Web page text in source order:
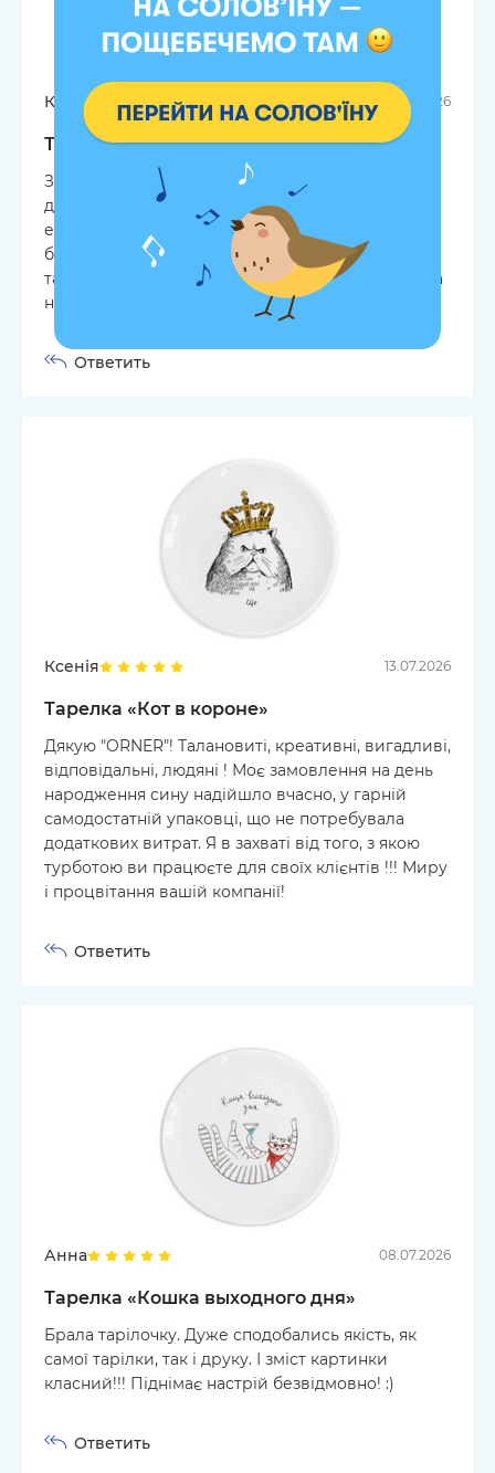
Катерина 24.07.2026
Тарелка «Довольная такса»
Замовила дві тарілки на подарунок. Це просто
дві тарілки суцільного щастя! Повезу такий
емоційний подарунок двом дівчаткам в Ізраїль,
бо у них таких немає, а дочка дуже хотіла саме
такі. В мене така - користуюсь вже років 10. Вона
неймовірна!
Ответить
Ксенія 13.07.2026
Тарелка «Кот в короне»
Дякую "ORNER"! Талановиті, креативні, вигадливі,
відповідальні, людяні ! Моє замовлення на день
народження сину надійшло вчасно, у гарній
самодостатній упаковці, що не потребувала
додаткових витрат. Я в захваті від того, з якою
турботою ви працюєте для своїх клієнтів !!! Миру
і процвітання вашій компанії!
Ответить
Анна 08.07.2026
Тарелка «Кошка выходного дня»
Брала тарілочку. Дуже сподобались якість, як
самої тарілки, так і друку. І зміст картинки
класний!!! Піднімає настрій безвідмовно! :)
Ответить